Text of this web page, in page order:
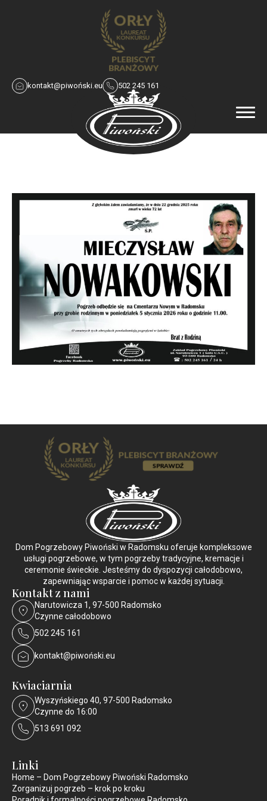
kontakt@piwoński.eu 502 245 161
Dom Pogrzebowy Piwoński w Radomsku oferuje kompleksowe
usługi pogrzebowe, w tym pogrzeby tradycyjne, kremacje i
ceremonie świeckie. Jesteśmy do dyspozycji całodobowo,
zapewniając wsparcie i pomoc w każdej sytuacji.
Kontakt z nami
Narutowicza 1, 97-500 Radomsko
Czynne całodobowo
502 245 161
kontakt@piwoński.eu
Kwiaciarnia
Wyszyńskiego 40, 97-500 Radomsko
Czynne do 16:00
513 691 092
Linki
Home – Dom Pogrzebowy Piwoński Radomsko
Zorganizuj pogrzeb – krok po kroku